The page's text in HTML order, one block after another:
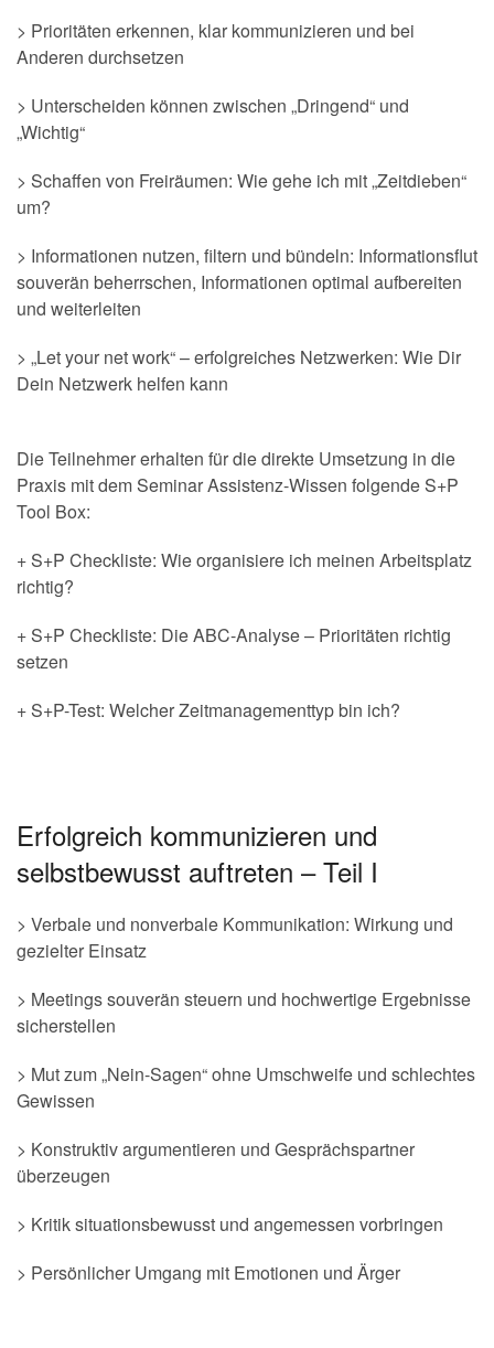
> Prioritäten erkennen, klar kommunizieren und bei
Anderen durchsetzen
> Unterscheiden können zwischen „Dringend“ und
„Wichtig“
> Schaffen von Freiräumen: Wie gehe ich mit „Zeitdieben“
um?
> Informationen nutzen, filtern und bündeln: Informationsflut
souverän beherrschen, Informationen optimal aufbereiten
und weiterleiten
> „Let your net work“ – erfolgreiches Netzwerken: Wie Dir
Dein Netzwerk helfen kann
Die Teilnehmer erhalten für die direkte Umsetzung in die
Praxis mit dem Seminar Assistenz-Wissen folgende S+P
Tool Box:
+ S+P Checkliste: Wie organisiere ich meinen Arbeitsplatz
richtig?
+ S+P Checkliste: Die ABC-Analyse – Prioritäten richtig
setzen
+ S+P-Test: Welcher Zeitmanagementtyp bin ich?
Erfolgreich kommunizieren und
selbstbewusst auftreten – Teil I
> Verbale und nonverbale Kommunikation: Wirkung und
gezielter Einsatz
> Meetings souverän steuern und hochwertige Ergebnisse
sicherstellen
> Mut zum „Nein-Sagen“ ohne Umschweife und schlechtes
Gewissen
> Konstruktiv argumentieren und Gesprächspartner
überzeugen
> Kritik situationsbewusst und angemessen vorbringen
> Persönlicher Umgang mit Emotionen und Ärger